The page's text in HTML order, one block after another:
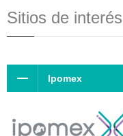
Sitios de interés
Ipomex